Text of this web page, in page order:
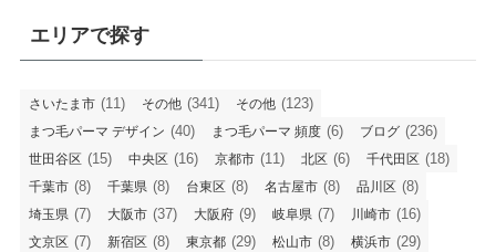
エリアで探す
さいたま市 (11) その他 (341) その他 (123)
まつ毛パーマ デザイン (40) まつ毛パーマ 頻度 (6) ブログ (236)
世田谷区 (15) 中央区 (16) 京都市 (11) 北区 (6) 千代田区 (18)
千葉市 (8) 千葉県 (8) 台東区 (8) 名古屋市 (8) 品川区 (8)
埼玉県 (7) 大阪市 (37) 大阪府 (9) 岐阜県 (7) 川崎市 (16)
文京区 (7) 新宿区 (8) 東京都 (29) 松山市 (8) 横浜市 (29)